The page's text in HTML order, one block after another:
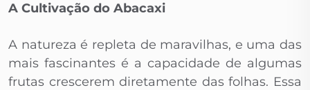
A Cultivação do Abacaxi
A natureza é repleta de maravilhas, e uma das
mais fascinantes é a capacidade de algumas
frutas crescerem diretamente das folhas. Essa